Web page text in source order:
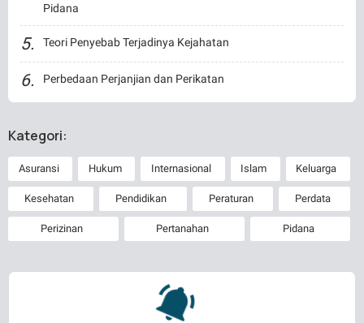
Pidana
Teori Penyebab Terjadinya Kejahatan
Perbedaan Perjanjian dan Perikatan
Kategori:
Asuransi Hukum Internasional Islam Keluarga
Kesehatan Pendidikan Peraturan Perdata
Perizinan Pertanahan Pidana